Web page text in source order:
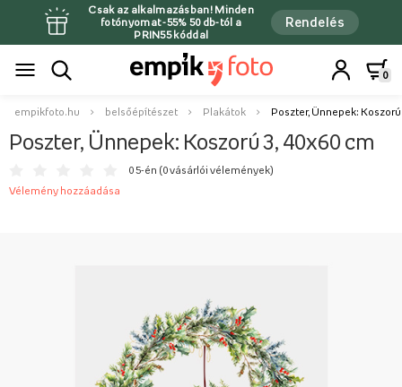
Csak az alkalmazásban! Minden
fotónyomat -55% 50 db-tól a
PRIN55 kóddal
Rendelés
0
empikfoto.hu belsőépítészet Plakátok Poszter, Ünnepek: Koszorú
Poszter, Ünnepek: Koszorú 3, 40x60 cm
0 5-én (0 vásárlói vélemények)
Vélemény hozzáadása